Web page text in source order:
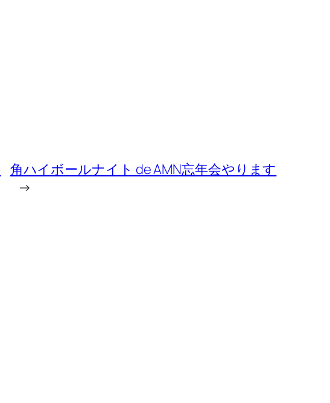
角ハイボールナイト de AMN忘年会やります
→